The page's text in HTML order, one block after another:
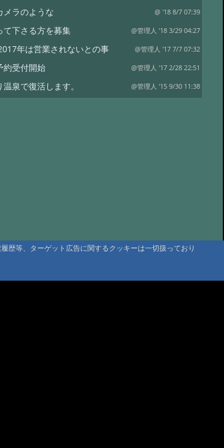
メラのような @ '18 8/7 07:39
て下さる方を募集 @管理人 '18 3/29 04:27
年は営業されないとの事 @管理人 '17 7/7 07:32
受付開始 @管理人 '17 2/28 22:51
泉で復活します。 @管理人 '15 9/30 11:38
@たもちゃん '10 5/26 17:53
歴等、ターゲット広告に関するクッキーは一切扱っており